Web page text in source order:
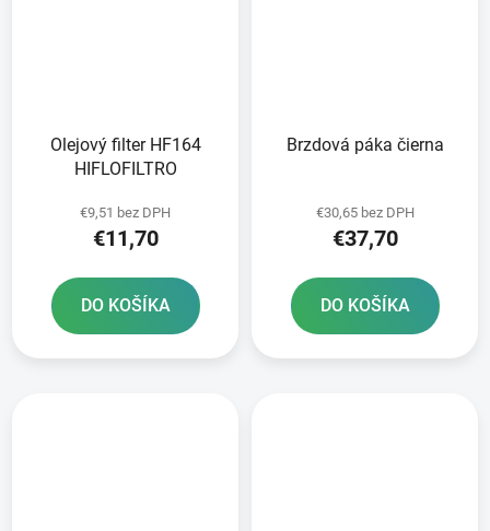
Olejový filter HF164
HIFLOFILTRO
€9,51 bez DPH
€11,70
DO KOŠÍKA
Brzdová páka čierna
€30,65 bez DPH
€37,70
DO KOŠÍKA